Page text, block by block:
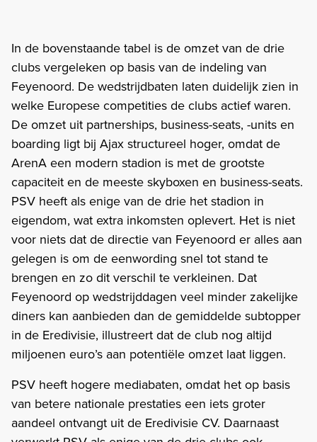
In de bovenstaande tabel is de omzet van de drie
clubs vergeleken op basis van de indeling van
Feyenoord. De wedstrijdbaten laten duidelijk zien in
welke Europese competities de clubs actief waren.
De omzet uit partnerships, business-seats, -units en
boarding ligt bij Ajax structureel hoger, omdat de
ArenA een modern stadion is met de grootste
capaciteit en de meeste skyboxen en business-seats.
PSV heeft als enige van de drie het stadion in
eigendom, wat extra inkomsten oplevert. Het is niet
voor niets dat de directie van Feyenoord er alles aan
gelegen is om de eenwording snel tot stand te
brengen en zo dit verschil te verkleinen. Dat
Feyenoord op wedstrijddagen veel minder zakelijke
diners kan aanbieden dan de gemiddelde subtopper
in de Eredivisie, illustreert dat de club nog altijd
miljoenen euro’s aan potentiële omzet laat liggen.
PSV heeft hogere mediabaten, omdat het op basis
van betere nationale prestaties een iets groter
aandeel ontvangt uit de Eredivisie CV. Daarnaast